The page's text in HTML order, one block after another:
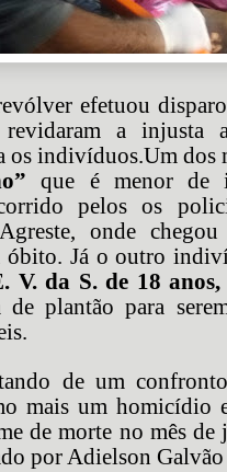
efetuou
a injusta
os indivíduos.Um
que é menor de
pelos os
onde
óbito. Já o outro
V. da S. de 18 anos,
de plantão para
de um
mais um homicídio
de morte no mês
por Adielson Galvão